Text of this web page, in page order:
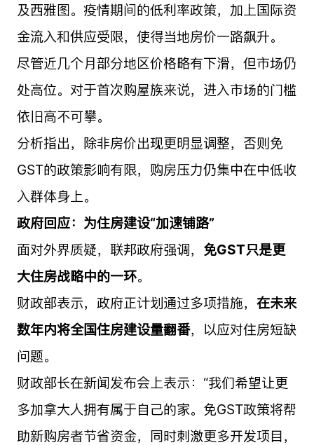
及西雅图。疫情期间的低利率政策，加上国际资
金流入和供应受限，使得当地房价一路飙升。
尽管近几个月部分地区价格略有下滑，但市场仍
处高位。对于首次购屋族来说，进入市场的门槛
依旧高不可攀。
分析指出，除非房价出现更明显调整，否则免
GST的政策影响有限，购房压力仍集中在中低收
入群体身上。
政府回应：为住房建设“加速铺路”
面对外界质疑，联邦政府强调， 免GST只是更
大住房战略中的一环。
财政部表示，政府正计划通过多项措施， 在未来
数年内将全国住房建设量翻番，以应对住房短缺
问题。
财政部长在新闻发布会上表示：“我们希望让更
多加拿大人拥有属于自己的家。免GST政策将帮
助新购房者节省资金，同时刺激更多开发项目，